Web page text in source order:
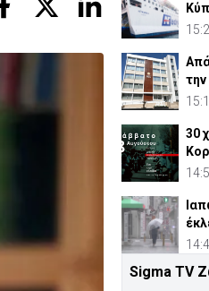
η
30
Sigma TV